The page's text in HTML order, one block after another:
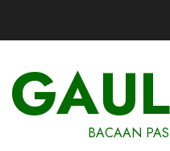
BACAAN